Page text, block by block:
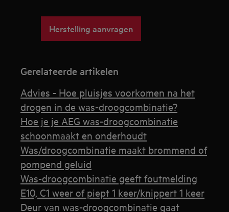
Herstelling aanvragen
Gerelateerde artikelen
Advies - Hoe pluisjes voorkomen na het
drogen in de was-droogcombinatie?
Hoe je je AEG was-droogcombinatie
schoonmaakt en onderhoudt
Was/droogcombinatie maakt brommend of
pompend geluid
Was-droogcombinatie geeft foutmelding
E10, C1 weer of piept 1 keer/knippert 1 keer
Deur van was-droogcombinatie gaat